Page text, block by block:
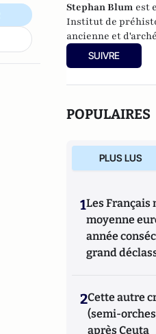
Stephan Blum est
Institut de
ancienne et
Université de
SUIVRE
POPULAIRES
PLUS LUS
1Les Français
moyenne
année
grand
2Cette autre
(semi-
après Ceuta